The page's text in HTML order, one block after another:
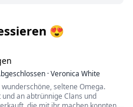
😍
·Veronica White
seltene Omega.
an abtrünnige Clans und